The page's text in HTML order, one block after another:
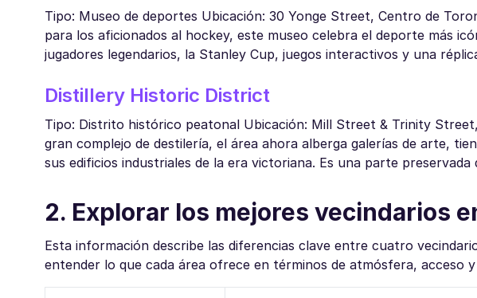
Tipo: Museo de deportes Ubicación: 30 Yonge Street, Centro de
para los aficionados al hockey, este museo celebra el deporte más
jugadores legendarios, la Stanley Cup, juegos interactivos y una
Distillery Historic District
Tipo: Distrito histórico peatonal Ubicación: Mill Street & Trinity
gran complejo de destilería, el área ahora alberga galerías de arte,
sus edificios industriales de la era victoriana. Es una parte
2. Explorar los mejores vecindarios
Esta información describe las diferencias clave entre cuatro
entender lo que cada área ofrece en términos de atmósfera, acceso